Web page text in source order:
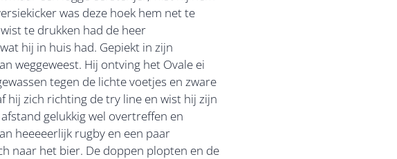
was deze hoek hem net te
te drukken had de heer
hij in huis had. Gepiekt in zijn
weggeweest. Hij ontving het Ovale ei
tegen de lichte voetjes en zware
hij zich richting de try line en wist hij zijn
gelukkig wel overtreffen en
heeeeerlijk rugby en een paar
naar het bier. De doppen plopten en de